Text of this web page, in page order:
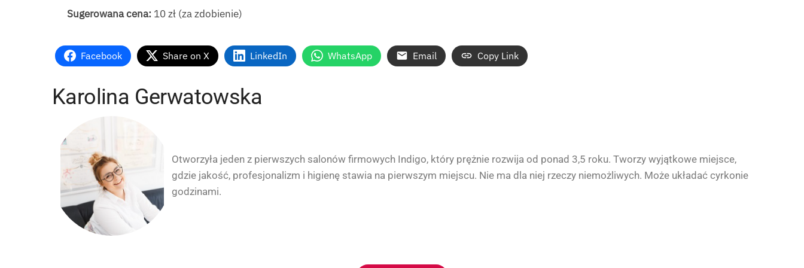
Sugerowana cena: 10 zł (za zdobienie)
Facebook Share on X LinkedIn WhatsApp Email Copy Link
Karolina Gerwatowska
Otworzyła jeden z pierwszych salonów firmowych Indigo, który prężnie rozwija od ponad 3,5 roku. Tworzy wyjątkowe miejsce,
gdzie jakość, profesjonalizm i higienę stawia na pierwszym miejscu. Nie ma dla niej rzeczy niemożliwych. Może układać cyrkonie
godzinami.